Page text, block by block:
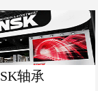
轴承